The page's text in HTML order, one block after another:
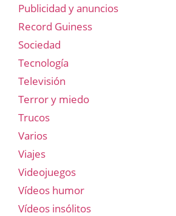
Publicidad y anuncios
Record Guiness
Sociedad
Tecnología
Televisión
Terror y miedo
Trucos
Varios
Viajes
Videojuegos
Vídeos humor
Vídeos insólitos